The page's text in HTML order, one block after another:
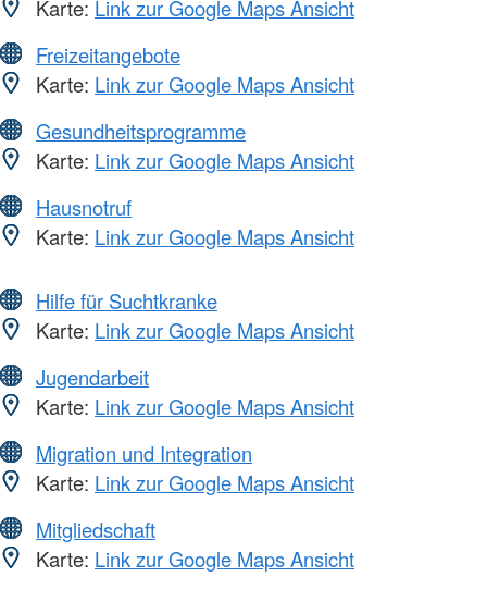
Karte: Link zur Google Maps Ansicht
Freizeitangebote
Karte: Link zur Google Maps Ansicht
Gesundheitsprogramme
Karte: Link zur Google Maps Ansicht
Hausnotruf
Karte: Link zur Google Maps Ansicht
Hilfe für Suchtkranke
Karte: Link zur Google Maps Ansicht
Jugendarbeit
Karte: Link zur Google Maps Ansicht
Migration und Integration
Karte: Link zur Google Maps Ansicht
Mitgliedschaft
Karte: Link zur Google Maps Ansicht